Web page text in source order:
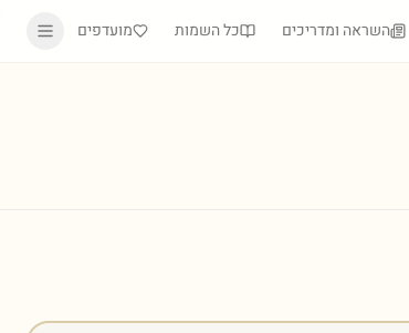
השראה ומדריכים כל השמות מועדפים